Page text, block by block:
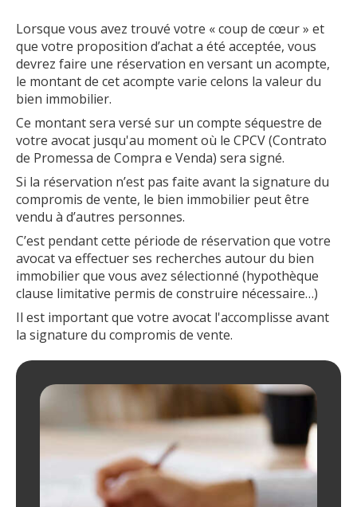
Lorsque vous avez trouvé votre « coup de cœur » et
que votre proposition d’achat a été acceptée, vous
devrez faire une réservation en versant un acompte,
le montant de cet acompte varie celons la valeur du
bien immobilier.
Ce montant sera versé sur un compte séquestre de
votre avocat jusqu'au moment où le CPCV (Contrato
de Promessa de Compra e Venda) sera signé.
Si la réservation n’est pas faite avant la signature du
compromis de vente, le bien immobilier peut être
vendu à d’autres personnes.
C’est pendant cette période de réservation que votre
avocat va effectuer ses recherches autour du bien
immobilier que vous avez sélectionné (hypothèque
clause limitative permis de construire nécessaire…)
Il est important que votre avocat l'accomplisse avant
la signature du compromis de vente.